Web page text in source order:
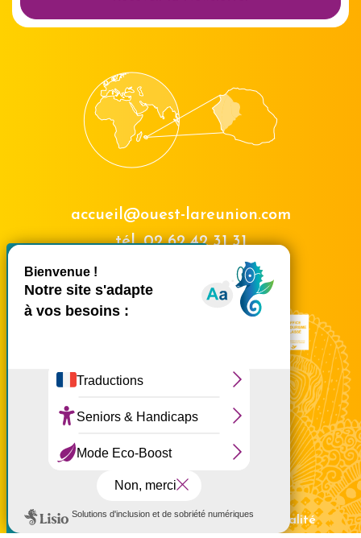
Tout accepter
Tout refuser
Masquer le
accueil@ouest-lareunion.com
tél.02 62 42 31 31
Nous rencontrer
Mentions légales Politique de confidentialité